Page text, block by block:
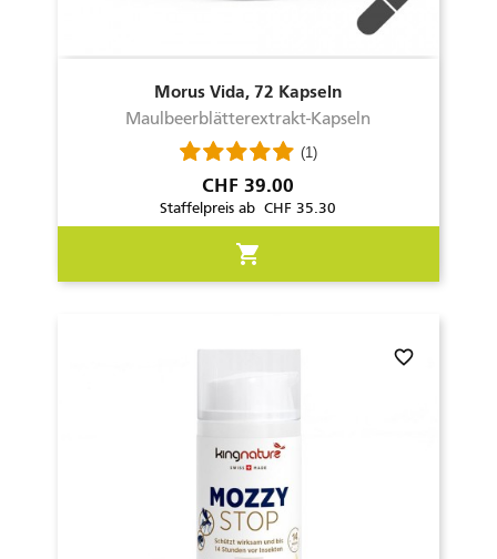
Morus Vida, 72 Kapseln
Maulbeerblätterextrakt-Kapseln
(1)
Preis
CHF 39.00
Staffelpreis ab CHF 35.30
shopping_cart
favorite_border